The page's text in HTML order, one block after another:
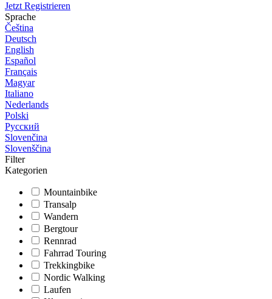
Jetzt Registrieren
Sprache
Čeština
Deutsch
English
Español
Français
Magyar
Italiano
Nederlands
Polski
Русский
Slovenčina
Slovenščina
Filter
Kategorien
Mountainbike
Transalp
Wandern
Bergtour
Rennrad
Fahrrad Touring
Trekkingbike
Nordic Walking
Laufen